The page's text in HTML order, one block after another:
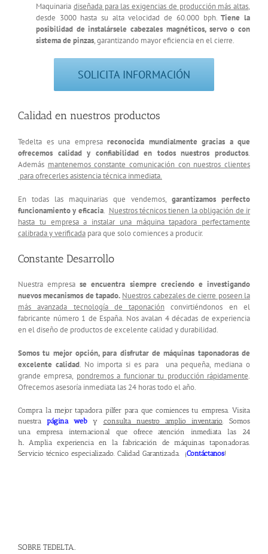
Maquinaria diseñada para las exigencias de producción más altas,
desde 3000 hasta su alta velocidad de 60.000 bph.Tiene la
posibilidad de instalársele cabezales magnéticos, servo o con
sistema de pinzas, garantizando mayor eficiencia en el cierre.
SOLICITA INFORMACIÓN
Calidad en nuestros productos
Tedelta es una empresa reconocida mundialmente gracias a que
ofrecemos calidad y confiabilidad en todos nuestros productos.
Además mantenemos constante comunicación con nuestros clientes
para ofrecerles asistencia técnica inmediata.
En todas las maquinarias que vendemos, garantizamos perfecto
funcionamiento y eficacia. Nuestros técnicos tienen la obligación de ir
hasta tu empresa a instalar una máquina tapadora perfectamente
calibrada y verificada para que solo comiences a producir.
Constante Desarrollo
Nuestra empresase encuentra siempre creciendo e investigando
nuevos mecanismos de tapado. Nuestros cabezales de cierre poseen la
más avanzada tecnología de taponación convirtiéndonos en el
fabricante número 1 de España. Nos avalan 4 décadas de experiencia
en el diseño de productos de excelente calidad y durabilidad.
Somos tu mejor opción, para disfrutar de máquinas taponadoras de
excelente calidad. No importa si es para una pequeña, mediana o
grande empresa, pondremos a funcionar tu producción rápidamente.
Ofrecemos asesoría inmediata las 24 horas todo el año.
Compra la mejor tapadora pilfer para que comiences tu empresa. Visita
nuestrapágina web y consulta nuestro amplio inventario. Somos
una empresa internacional que ofrece atención inmediata las 24
h. Amplia experiencia en la fabricación de máquinas taponadoras.
Servicio técnico especializado. Calidad Garantizada. ¡Contáctanos!
SOBRE TEDELTA..